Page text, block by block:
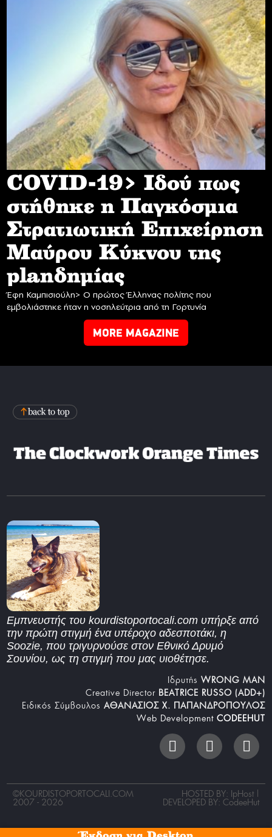
COVID-19> Iδού πως
στήθηκε η Παγκόσμια
Στρατιωτική Επιχείρηση
Mαύρου Κύκνου της
planδημίας
Έφη Καμπισιούλη> Ο πρώτος Έλληνας πολίτης που
εμβολιάστηκε ήταν η νοσηλεύτρια από τη Γορτυνία
MORE MAGAZINE
Εμπνευστής του kourdistoportocali.com υπήρξε από
την πρώτη στιγμή ένα υπέροχο αδεσποτάκι, η
Soozie, που τριγυρνούσε στον Εθνικό Δρυμό
Σουνίου, ως τη στιγμή που μας υιοθέτησε.
Iδρυτής WRONG MAN
Creative Director BEATRICE RUSSO (ADD+)
Ειδικός Σύμβουλος ΑΘΑΝΑΣΙΟΣ Χ. ΠΑΠΑΝΔΡΟΠΟΥΛΟΣ
Web Development CODEEHUT
©KOURDISTOPORTOCALI.COM
2007 - 2026
HOSTED BY: IpHost |
DEVELOPED BY: CodeeHut